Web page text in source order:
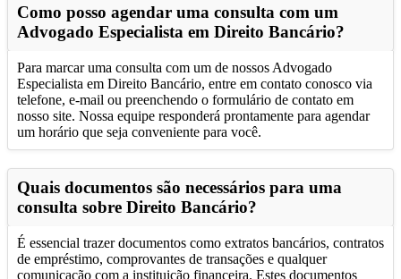
Como posso agendar uma consulta com um
Advogado Especialista em Direito Bancário?
Para marcar uma consulta com um de nossos Advogado
Especialista em Direito Bancário, entre em contato conosco via
telefone, e-mail ou preenchendo o formulário de contato em
nosso site. Nossa equipe responderá prontamente para agendar
um horário que seja conveniente para você.
Quais documentos são necessários para uma
consulta sobre Direito Bancário?
É essencial trazer documentos como extratos bancários, contratos
de empréstimo, comprovantes de transações e qualquer
comunicação com a instituição financeira. Estes documentos